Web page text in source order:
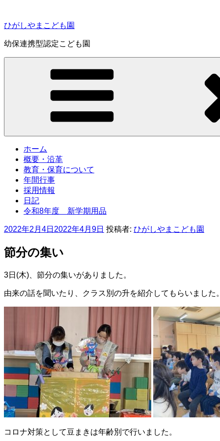
テ
ン
ツ
へ
ひがしやまこども園
幼保連携型認定こども園
ホーム
概要・沿革
教育・保育について
年間行事
採用情報
日記
令和8年度 新学期用品
投
日:
2022年2月4日 2022年4月9日 投稿者: ひがしやまこども園
節分の集い
3日(木)、節分の集いがありました。
由来の話を聞いたり、クラス別の升を紹介してもらいました
コロナ対策として豆まきは年齢別で行いました。